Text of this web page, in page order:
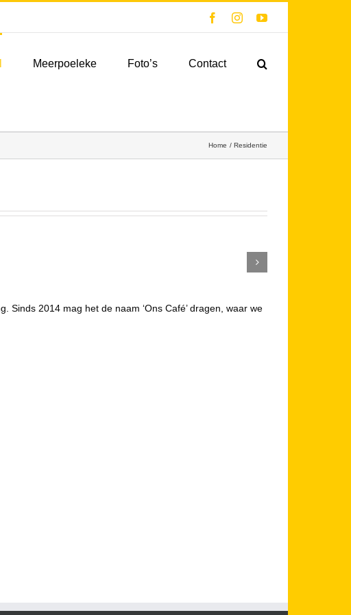
FacebookInstagramYouTube
Meerpoeleke Foto’s Contact
Home Residentie
2014 mag het de naam ‘Ons Café’ dragen, waar we